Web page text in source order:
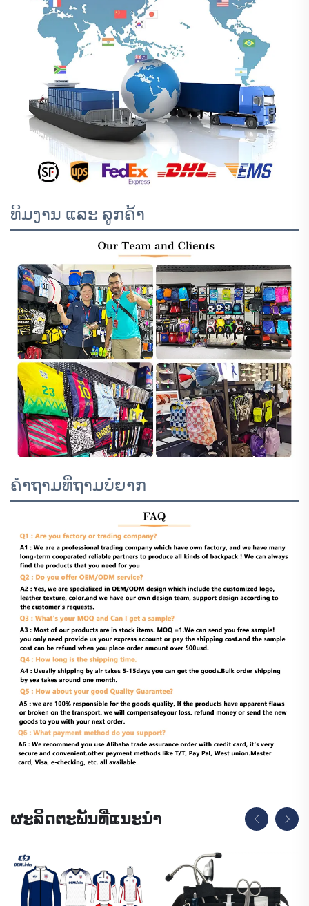
ທີມງານ ແລະ ລູກຄ້າ
ຄຳຖາມທີ່ຖາມບໍ່ຍາກ
ຜະລິດຕະພັນທີ່ແນະນຳ